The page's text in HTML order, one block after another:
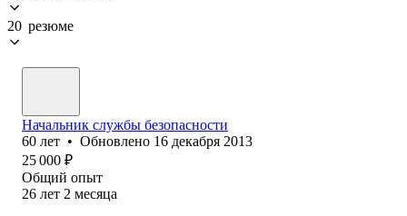
20 резюме
Начальник службы безопасности
60 лет • Обновлено 16 декабря 2013
25 000 ₽
Общий опыт
26 лет 2 месяца